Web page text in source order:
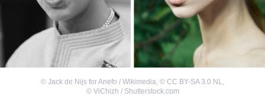
© Jack de Nijs for Anefo / Wikimedia, © CC BY-SA 3.0 NL,
© ViChizh / Shutterstock.com